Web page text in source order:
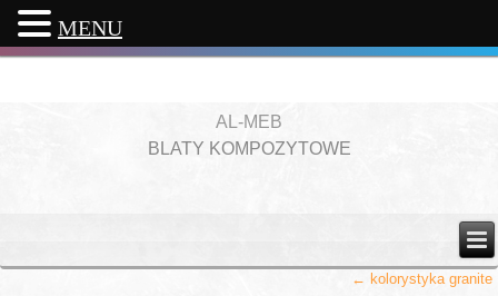
AL-MEB
BLATY KOMPOZYTOWE
← kolorystyka granite
MENU